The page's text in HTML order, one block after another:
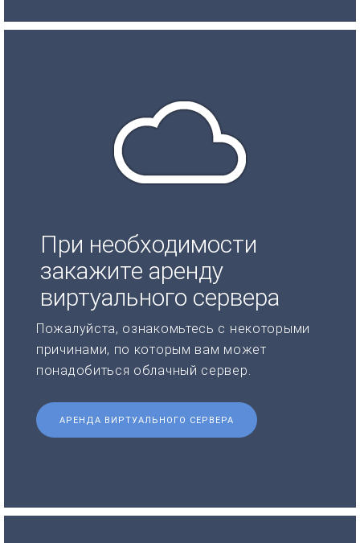
При необходимости
закажите аренду
виртуального сервера
Пожалуйста, ознакомьтесь с некоторыми
причинами, по которым вам может
понадобиться облачный сервер.
АРЕНДА ВИРТУАЛЬНОГО СЕРВЕРА